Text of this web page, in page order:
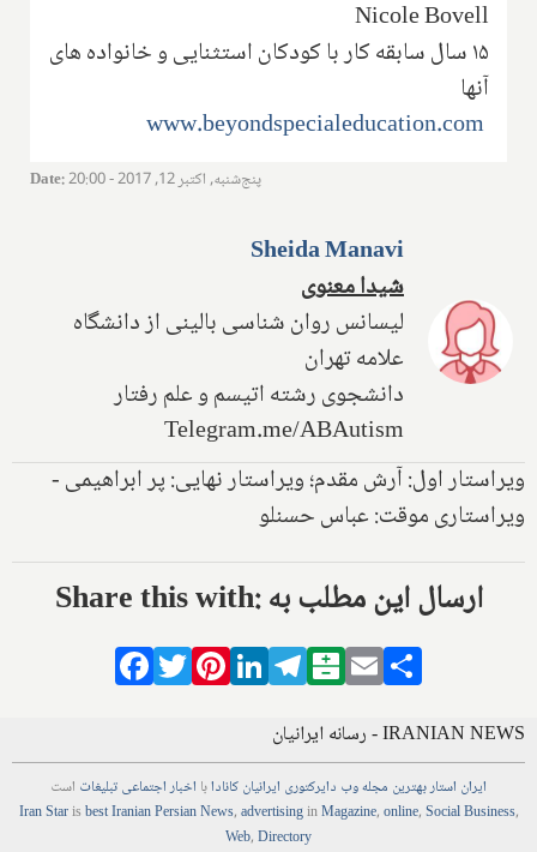
Nicole Bovell
۱۵ سال سابقه کار با کودکان استثنایی و خانواده های
آنها
www.beyondspecialeducation.com
Date: پنج‌شنبه, اکتبر 12, 2017 - 20:00
Sheida Manavi
شیدا معنوی
لیسانس روان شناسی بالینی از دانشگاه
علامه تهران
دانشجوی رشته اتیسم و علم رفتار
Telegram.me/ABAutism
ویراستار اول: آرش مقدم؛ ویراستار نهایی: پر ابراهیمی -
ویراستاری موقت: عباس حسنلو
Share this with: ارسال این مطلب به
Facebook
TwitterPinterestLinkedIn
Telegram
Balatarin
Email
IRANIAN NEWS - رسانه ایرانیان
ایران استاربهترین مجلهوب دایرکتوری ایرانیان کانادابا اخباراجتماعیتبلیغات است
Iran Starisbest Iranian PersianNews,advertisinginMagazine,online,Social Business,
Web,Directory